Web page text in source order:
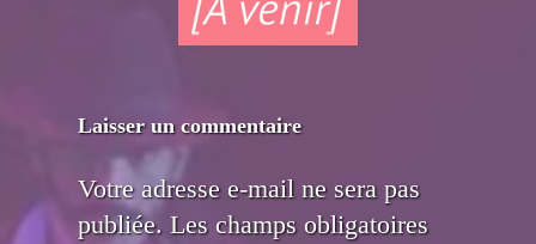
Laisser un commentaire
Votre adresse e-mail ne sera pas
publiée. Les champs obligatoires